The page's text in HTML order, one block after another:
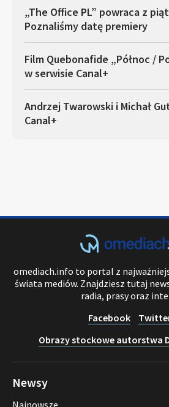
„The Office PL” powraca z
Poznaliśmy datę premiery
Film Quebonafide „Północ /
w serwisie Canal+
Andrzej Twarowski i Michał
Canal+
omediach.info to portal z
świata mediów. Znajdziesz tutaj
radia, prasy oraz
Facebook
Obrazy stockowe autorstwa
Newsy
Najnowsze